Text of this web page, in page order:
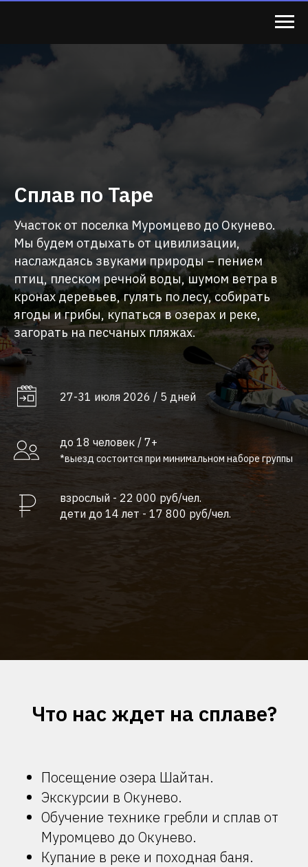
Сплав по Таре
Участок от поселка Муромцево до Окунево.
Мы будем отдыхать от цивилизации,
наслаждаясь звуками природы – пением
птиц, плеском речной воды, шумом ветра в
кронах деревьев, гулять по лесу, собирать
ягоды и грибы, купаться в озерах и реке,
загорать на песчаных пляжах.
27-31 июля 2026 / 5 дней
до 18 человек / 7+
*выезд состоится при минимальном наборе группы
взрослый - 22 000 руб/чел.
дети до 14 лет - 17 800 руб/чел.
Что нас ждет на сплаве?
Посещение озера Шайтан.
Экскурсии в Окунево.
Обучение технике гребли и сплав от
Муромцево до Окунево.
Купание в реке и походная баня.